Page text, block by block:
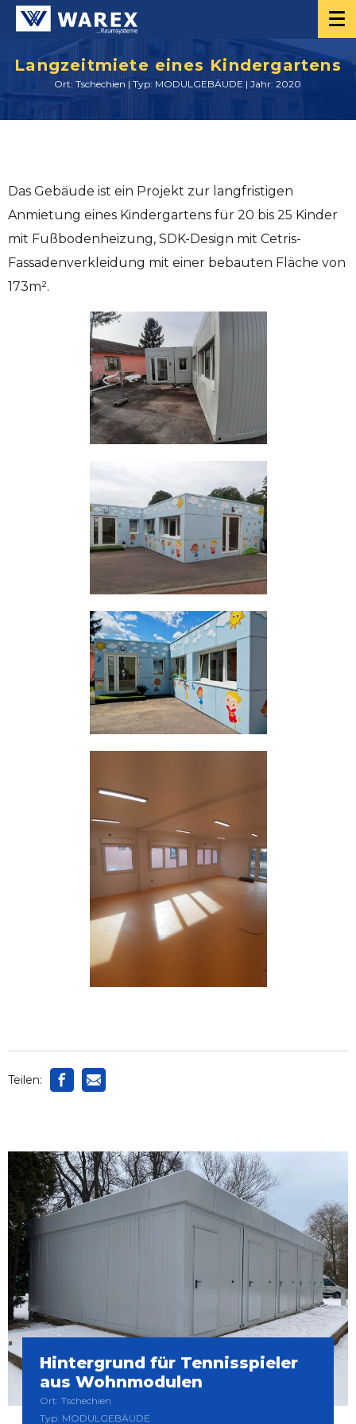
Langzeitmiete eines Kindergartens
Ort: Tschechien | Typ: MODULGEBÄUDE | Jahr: 2020
Das Gebäude ist ein Projekt zur langfristigen
Anmietung eines Kindergartens für 20 bis 25 Kinder
mit Fußbodenheizung, SDK-Design mit Cetris-
Fassadenverkleidung mit einer bebauten Fläche von
173m².
Teilen:
Hintergrund für Tennisspieler
aus Wohnmodulen
Ort: Tschechien
Typ: MODULGEBÄUDE